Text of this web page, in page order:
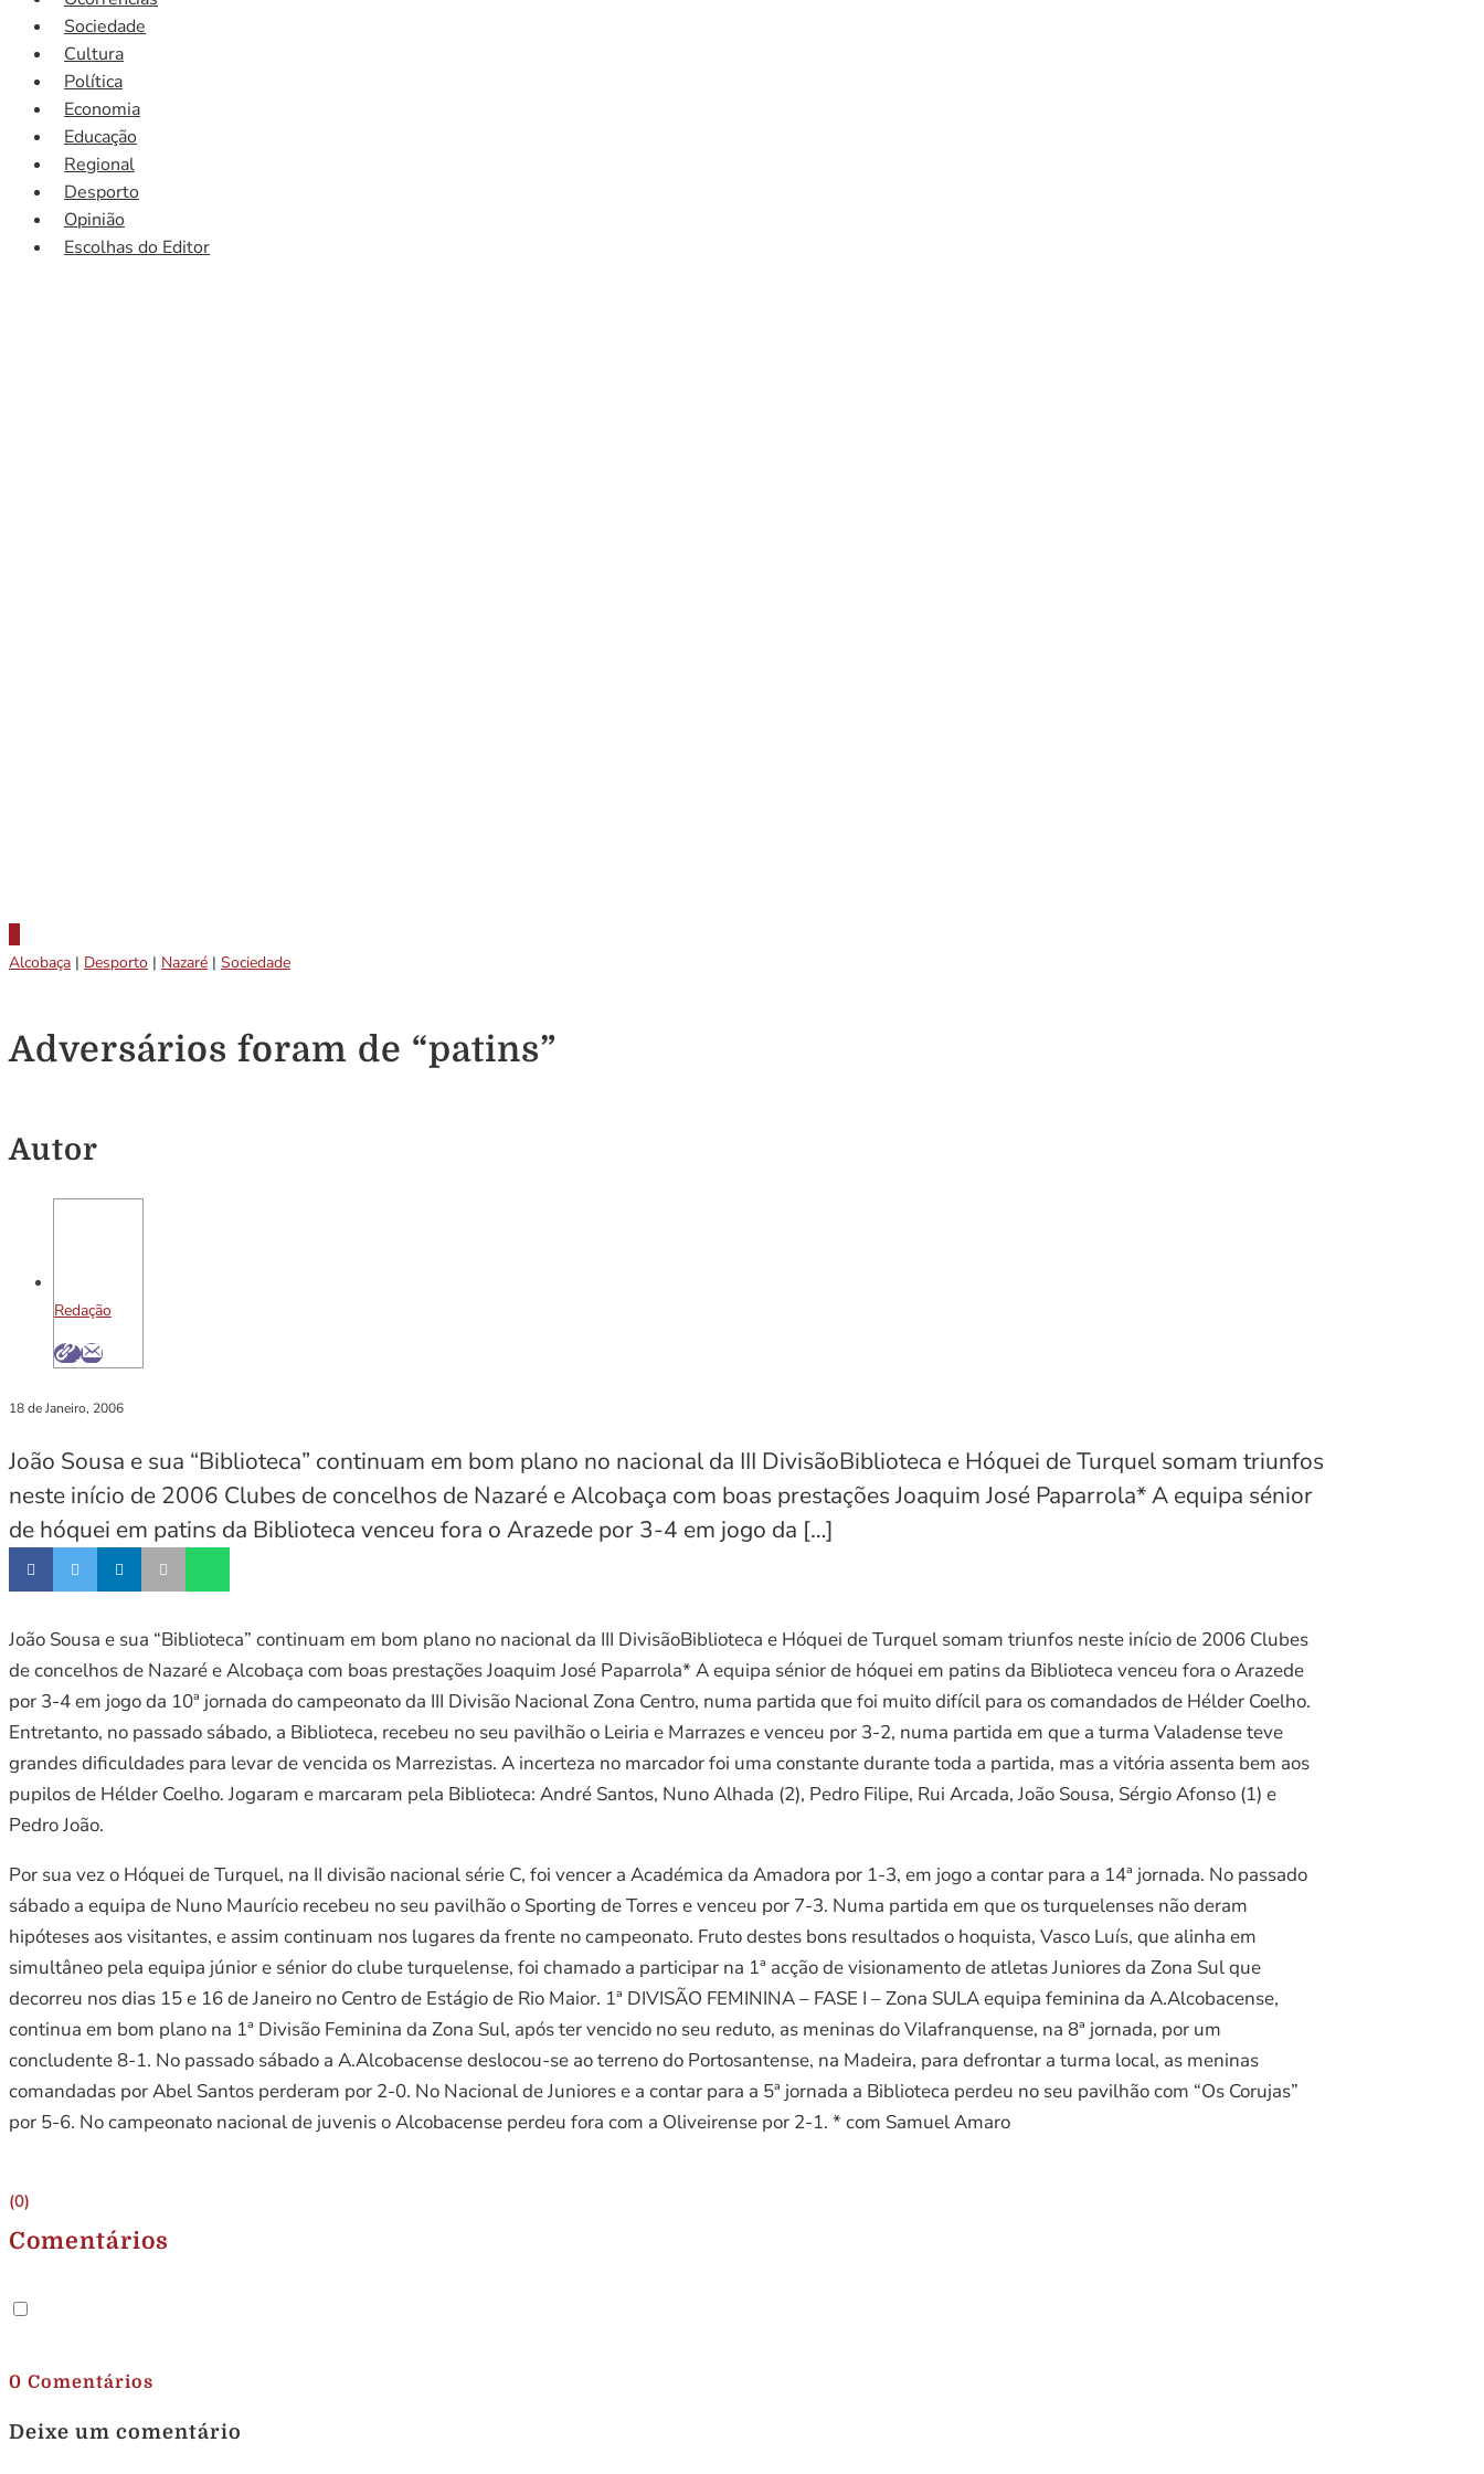
Sociedade
Cultura
Política
Economia
Educação
Regional
Desporto
Opinião
Escolhas do Editor
Alcobaça | Desporto | Nazaré | Sociedade
Adversários foram de “patins”
Autor
Redação
18 de Janeiro, 2006
João Sousa e sua “Biblioteca” continuam em bom plano no nacional da III DivisãoBiblioteca e Hóquei de Turquel somam triunfos
neste início de 2006 Clubes de concelhos de Nazaré e Alcobaça com boas prestações Joaquim José Paparrola* A equipa sénior
de hóquei em patins da Biblioteca venceu fora o Arazede por 3-4 em jogo da […]
João Sousa e sua “Biblioteca” continuam em bom plano no nacional da III DivisãoBiblioteca e Hóquei de Turquel somam triunfos neste início de 2006 Clubes
de concelhos de Nazaré e Alcobaça com boas prestações Joaquim José Paparrola* A equipa sénior de hóquei em patins da Biblioteca venceu fora o Arazede
por 3-4 em jogo da 10ª jornada do campeonato da III Divisão Nacional Zona Centro, numa partida que foi muito difícil para os comandados de Hélder Coelho.
Entretanto, no passado sábado, a Biblioteca, recebeu no seu pavilhão o Leiria e Marrazes e venceu por 3-2, numa partida em que a turma Valadense teve
grandes dificuldades para levar de vencida os Marrezistas. A incerteza no marcador foi uma constante durante toda a partida, mas a vitória assenta bem aos
pupilos de Hélder Coelho. Jogaram e marcaram pela Biblioteca: André Santos, Nuno Alhada (2), Pedro Filipe, Rui Arcada, João Sousa, Sérgio Afonso (1) e
Pedro João.
Por sua vez o Hóquei de Turquel, na II divisão nacional série C, foi vencer a Académica da Amadora por 1-3, em jogo a contar para a 14ª jornada. No passado
sábado a equipa de Nuno Maurício recebeu no seu pavilhão o Sporting de Torres e venceu por 7-3. Numa partida em que os turquelenses não deram
hipóteses aos visitantes, e assim continuam nos lugares da frente no campeonato. Fruto destes bons resultados o hoquista, Vasco Luís, que alinha em
simultâneo pela equipa júnior e sénior do clube turquelense, foi chamado a participar na 1ª acção de visionamento de atletas Juniores da Zona Sul que
decorreu nos dias 15 e 16 de Janeiro no Centro de Estágio de Rio Maior. 1ª DIVISÃO FEMININA – FASE I – Zona SULA equipa feminina da A.Alcobacense,
continua em bom plano na 1ª Divisão Feminina da Zona Sul, após ter vencido no seu reduto, as meninas do Vilafranquense, na 8ª jornada, por um
concludente 8-1. No passado sábado a A.Alcobacense deslocou-se ao terreno do Portosantense, na Madeira, para defrontar a turma local, as meninas
comandadas por Abel Santos perderam por 2-0. No Nacional de Juniores e a contar para a 5ª jornada a Biblioteca perdeu no seu pavilhão com “Os Corujas”
por 5-6. No campeonato nacional de juvenis o Alcobacense perdeu fora com a Oliveirense por 2-1. * com Samuel Amaro
(0)
Comentários
0 Comentários
Deixe um comentário